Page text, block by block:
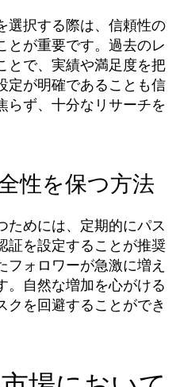
選択する際は、信頼性の
とが重要です。過去のレ
とで、実績や満足度を把
定が明確であることも信
らず、十分なリサーチを
性を保つ方法
ためには、定期的にパス
証を設定することが推奨
ォロワーが急激に増え
。自然な増加を心がける
クを回避することができ